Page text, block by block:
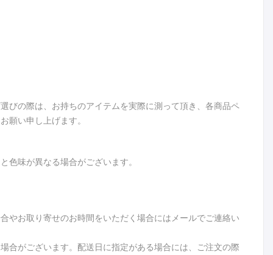
びの際は、お持ちのアイテムを実際に測って頂き、各商品ペ
願い申し上げます。
味が異なる場合がございます。
やお取り寄せのお時間をいただく場合にはメールでご連絡い
合がございます。配送日に指定がある場合には、ご注文の際